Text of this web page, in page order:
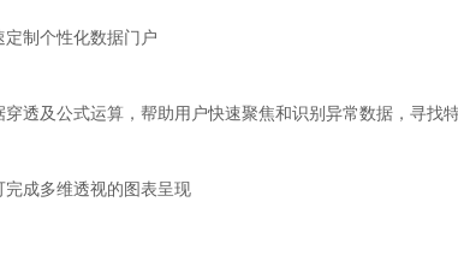
制个性化数据门户
透及公式运算，帮助用户快速聚焦和识别异常数据，寻找
成多维透视的图表呈现